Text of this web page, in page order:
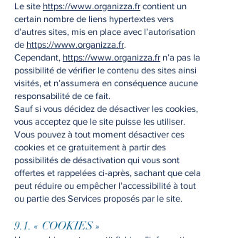
Le site https://www.organizza.fr contient un
certain nombre de liens hypertextes vers
d’autres sites, mis en place avec l’autorisation
de https://www.organizza.fr.
Cependant, https://www.organizza.fr n’a pas la
possibilité de vérifier le contenu des sites ainsi
visités, et n’assumera en conséquence aucune
responsabilité de ce fait.
Sauf si vous décidez de désactiver les cookies,
vous acceptez que le site puisse les utiliser.
Vous pouvez à tout moment désactiver ces
cookies et ce gratuitement à partir des
possibilités de désactivation qui vous sont
offertes et rappelées ci-après, sachant que cela
peut réduire ou empêcher l’accessibilité à tout
ou partie des Services proposés par le site.
9.1. « COOKIES »